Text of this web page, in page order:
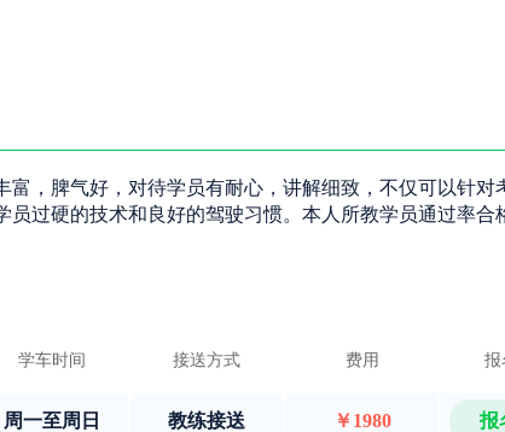
，脾气好，对待学员有耐心，讲解细致，不仅可以针对
过硬的技术和良好的驾驶习惯。本人所教学员通过率合
学车时间 接送方式 费用 报
周一至周日 教练接送 ￥1980 报